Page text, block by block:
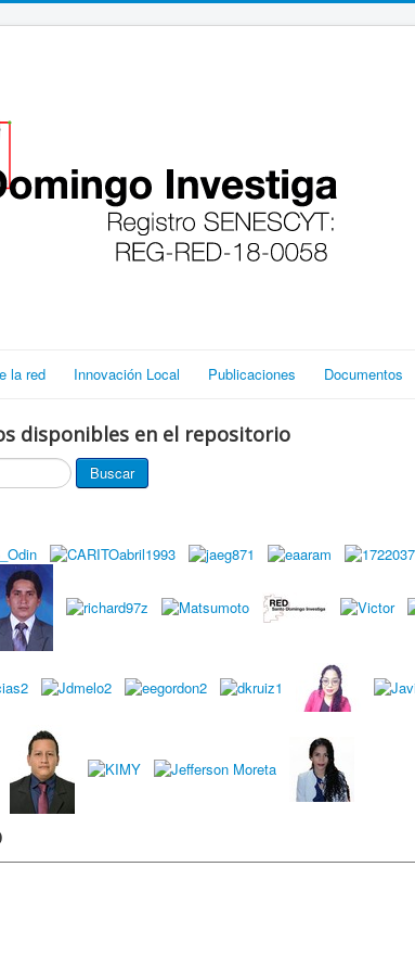
la red Innovación Local Publicaciones Documentos
disponibles en el repositorio
Buscar